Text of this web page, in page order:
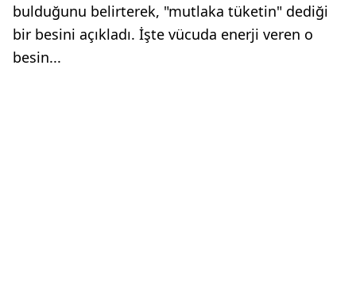
bulduğunu belirterek, "mutlaka tüketin" dediği
bir besini açıkladı. İşte vücuda enerji veren o
besin...